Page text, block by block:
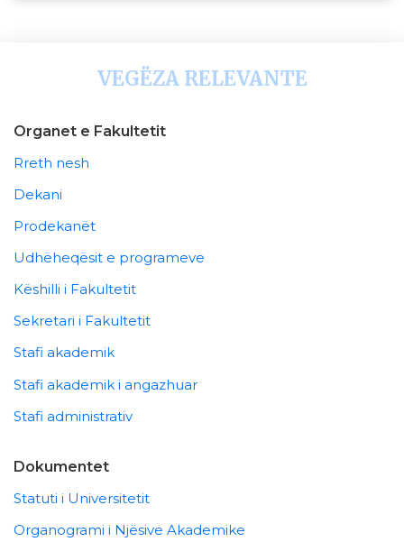
VEGËZA RELEVANTE
Organet e Fakultetit
Rreth nesh
Dekani
Prodekanët
Udhëheqësit e programeve
Këshilli i Fakultetit
Sekretari i Fakultetit
Stafi akademik
Stafi akademik i angazhuar
Stafi administrativ
Dokumentet
Statuti i Universitetit
Organogrami i Njësive Akademike